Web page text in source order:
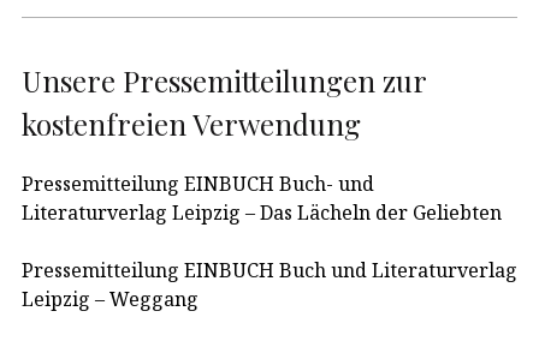
Unsere Pressemitteilungen zur
kostenfreien Verwendung
Pressemitteilung EINBUCH Buch- und
Literaturverlag Leipzig – Das Lächeln der Geliebten
Pressemitteilung EINBUCH Buch und Literaturverlag
Leipzig – Weggang